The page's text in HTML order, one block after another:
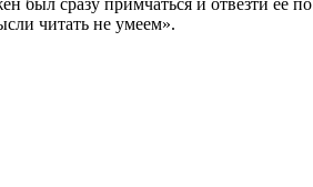
читать не умеем».